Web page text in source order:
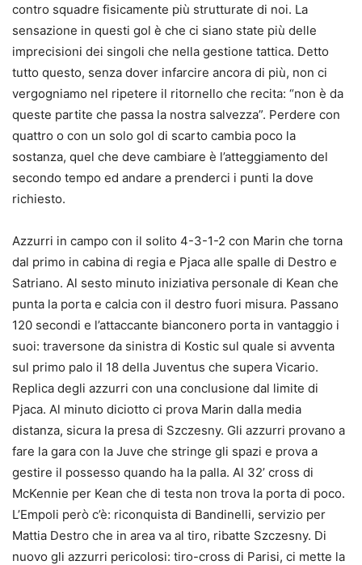
contro squadre fisicamente più strutturate di noi. La
sensazione in questi gol è che ci siano state più delle
imprecisioni dei singoli che nella gestione tattica. Detto
tutto questo, senza dover infarcire ancora di più, non ci
vergogniamo nel ripetere il ritornello che recita: “non è da
queste partite che passa la nostra salvezza”. Perdere con
quattro o con un solo gol di scarto cambia poco la
sostanza, quel che deve cambiare è l’atteggiamento del
secondo tempo ed andare a prenderci i punti la dove
richiesto.
Azzurri in campo con il solito 4-3-1-2 con Marin che torna
dal primo in cabina di regia e Pjaca alle spalle di Destro e
Satriano. Al sesto minuto iniziativa personale di Kean che
punta la porta e calcia con il destro fuori misura. Passano
120 secondi e l’attaccante bianconero porta in vantaggio i
suoi: traversone da sinistra di Kostic sul quale si avventa
sul primo palo il 18 della Juventus che supera Vicario.
Replica degli azzurri con una conclusione dal limite di
Pjaca. Al minuto diciotto ci prova Marin dalla media
distanza, sicura la presa di Szczesny. Gli azzurri provano a
fare la gara con la Juve che stringe gli spazi e prova a
gestire il possesso quando ha la palla. Al 32’ cross di
McKennie per Kean che di testa non trova la porta di poco.
L’Empoli però c’è: riconquista di Bandinelli, servizio per
Mattia Destro che in area va al tiro, ribatte Szczesny. Di
nuovo gli azzurri pericolosi: tiro-cross di Parisi, ci mette la